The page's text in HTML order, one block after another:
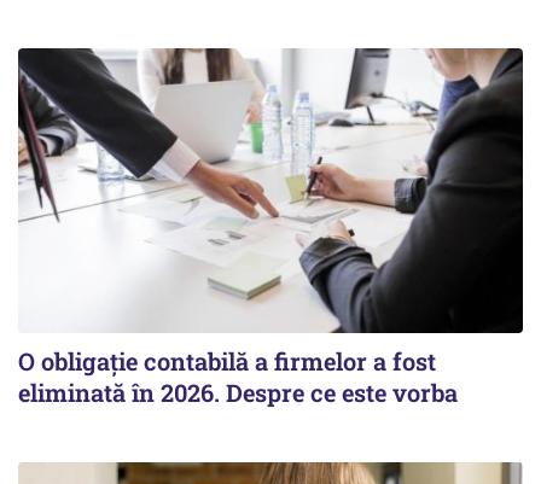
O obligație contabilă a firmelor a fost
eliminată în 2026. Despre ce este vorba